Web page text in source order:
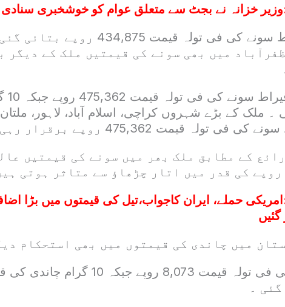
وزیر خزانہ نے بجٹ سے متعلق عوام کو خوشخبری سنادی
اسی طرح 21 قیراط سونے کی فی تولہ قیمت
میں بھی سونے کی قیمتیں ملک کے دیگر
رہی ۔ ملک کے بڑے شہروں کراچی، اسلام آباد، لاہور،
کے مطابق ملک بھر میں سونے کی قیمتیں
کی قدر میں اتار چڑھاؤ سے متاثر ہوتی
امریکی حملے، ایران کاجواب،تیل کی قیمتوں میں بڑا
میں چاندی کی قیمتوں میں بھی استحکام
۔